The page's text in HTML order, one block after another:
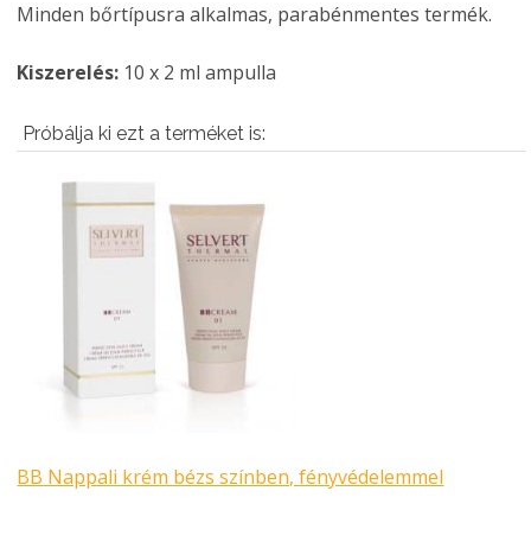
Minden bőrtípusra alkalmas, parabénmentes termék.
Kiszerelés: 10 x 2 ml ampulla
Próbálja ki ezt a terméket is:
BB Nappali krém bézs színben, fényvédelemmel